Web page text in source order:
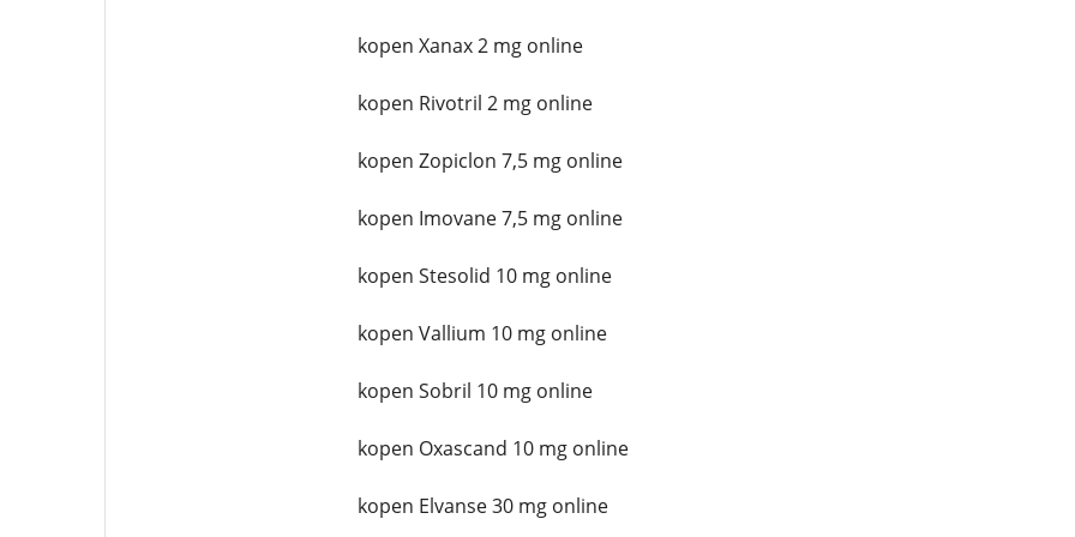
kopen Xanax 2 mg online
kopen Rivotril 2 mg online
kopen Zopiclon 7,5 mg online
kopen Imovane 7,5 mg online
kopen Stesolid 10 mg online
kopen Vallium 10 mg online
kopen Sobril 10 mg online
kopen Oxascand 10 mg online
kopen Elvanse 30 mg online